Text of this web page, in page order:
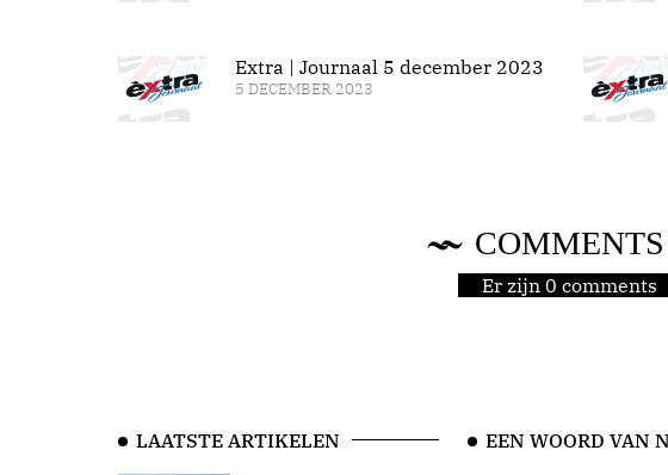
Extra | Journaal 5 december 2023
5 DECEMBER 2023
COMMENTS
Er zijn 0 comments
LAATSTE ARTIKELEN
EEN WOORD VAN